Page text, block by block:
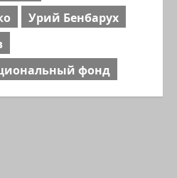
Урий Бенбарух
фонд